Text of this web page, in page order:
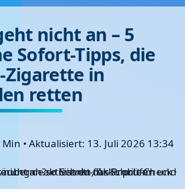
nicht an – 5
Sofort-Tipps, die
Zigarette in
retten
Min • Aktualisiert: 13. Juli 2026 13:34